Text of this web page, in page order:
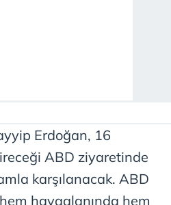
Erdoğan, 16
ABD ziyaretinde
karşılanacak. ABD
havaalanında hem